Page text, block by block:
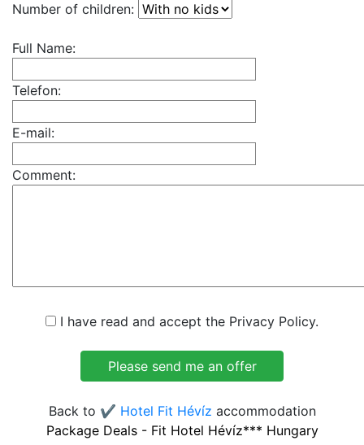
Number of children:
Full Name:
Telefon:
E-mail:
Comment:
I have read and accept the Privacy Policy.
Back to ✔️ Hotel Fit Hévíz accommodation
Package Deals - Fit Hotel Hévíz*** Hungary